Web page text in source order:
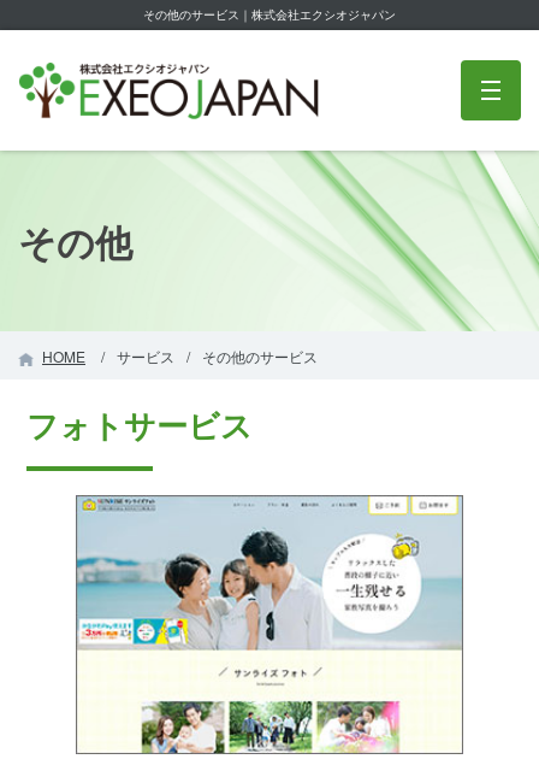
その他のサービス｜株式会社エクシオジャパン
株式会社エクシオジャパン
その他
HOME サービス その他のサービス
フォトサービス